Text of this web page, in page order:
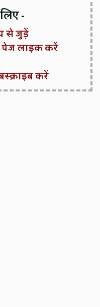
-
से जुड़ें
लाइक करें
करें